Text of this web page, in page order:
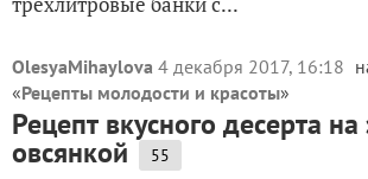
OlesyaMihaylova 4 декабря 2017, 16:18
«Рецепты молодости и красоты»
Рецепт вкусного десерта на
овсянкой 55